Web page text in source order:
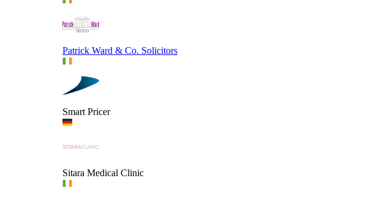
Patrick Ward & Co. Solicitors
Smart Pricer
Sitara Medical Clinic